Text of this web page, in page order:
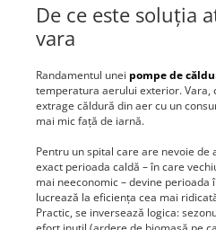
De ce este soluția
vara
Randamentul unei pompe de
temperatura aerului exterior. Vara,
extrage căldură din aer cu un
mai mic față de iarnă.
Pentru un spital care are nevoie de
exact perioada caldă – în care
mai neeconomic – devine perioada
lucrează la eficiența cea mai
Practic, se inversează logica: